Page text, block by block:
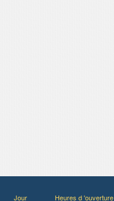
Jour
Heures d 'ouverture